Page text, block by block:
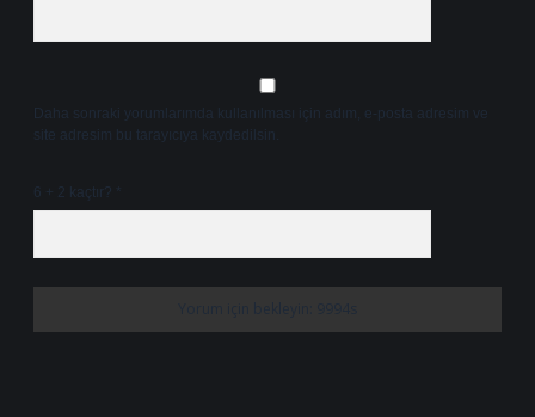
Daha sonraki yorumlarımda kullanılması için adım, e-posta adresim ve
site adresim bu tarayıcıya kaydedilsin.
6 + 2 kaçtır?